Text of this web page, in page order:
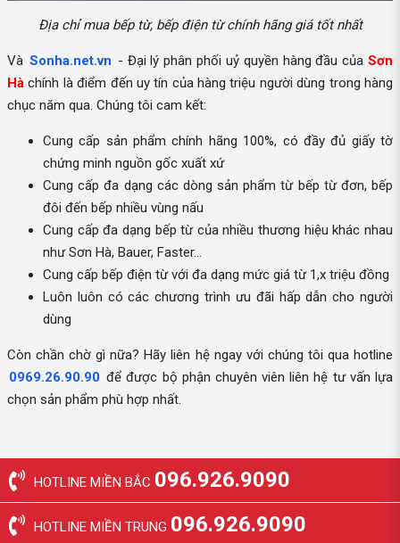
Địa chỉ mua bếp từ, bếp điện từ chính hãng giá tốt nhất
Và Sonha.net.vn - Đại lý phân phối uỷ quyền hàng đầu củaSơn
Hà chính là điểm đến uy tín của hàng triệu người dùng trong hàng
chục năm qua. Chúng tôi cam kết:
Cung cấp sản phẩm chính hãng 100%, có đầy đủ giấy tờ
chứng minh nguồn gốc xuất xứ
Cung cấp đa dạng các dòng sản phẩm từ bếp từ đơn, bếp
đôi đến bếp nhiều vùng nấu
Cung cấp đa dạng bếp từ của nhiều thương hiệu khác nhau
như Sơn Hà, Bauer, Faster…
Cung cấp bếp điện từ với đa dạng mức giá từ 1,x triệu đồng
Luôn luôn có các chương trình ưu đãi hấp dẫn cho người
dùng
Còn chần chờ gì nữa? Hãy liên hệ ngay với chúng tôi qua hotline
0969.26.90.90 để được bộ phận chuyên viên liên hệ tư vấn lựa
chọn sản phẩm phù hợp nhất.
HOTLINE MIỀN BẮC 096.926.9090
HOTLINE MIỀN TRUNG 096.926.9090